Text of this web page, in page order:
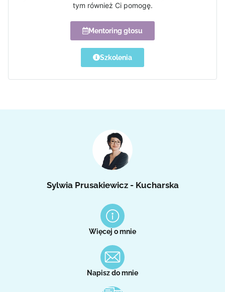
tym również Ci pomogę.
Mentoring głosu
Szkolenia
Sylwia Prusakiewicz - Kucharska
Więcej o mnie
Napisz do mnie